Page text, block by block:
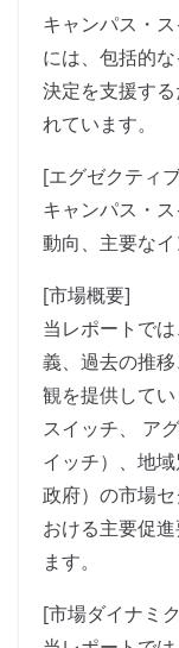
キャンパス・
には、包括的
決定を支援す
れています。
[エグゼクティ
キャンパス・
動向、主要なイ
[市場概要]
当レポートで
義、過去の推
観を提供して
スイッチ、 ア
イッチ）、地
政府）の市場
おける主要促
ます。
[市場ダイナミ